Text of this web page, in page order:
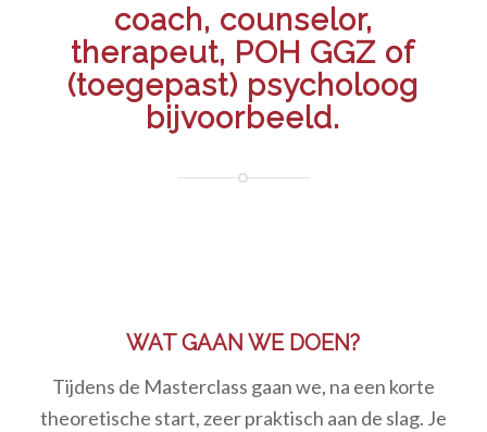
coach, counselor,
therapeut, POH GGZ of
(toegepast) psycholoog
bijvoorbeeld.
WAT GAAN WE DOEN?
Tijdens de Masterclass gaan we, na een korte
theoretische start, zeer praktisch aan de slag. Je